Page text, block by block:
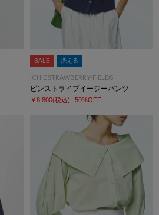
SALE 洗える
ICHIE STRAWBERRY-FIELDS
ピンストライプイージーパンツ
￥8,800(税込) 50%OFF